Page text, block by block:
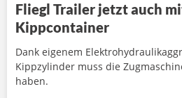
Fliegl Trailer jetzt auch
Kippcontainer
Dank eigenem
Kippzylinder muss die
haben.